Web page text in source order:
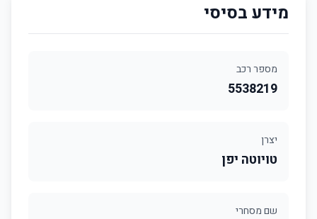
מידע בסיסי
מספר רכב
5538219
יצרן
טויוטה יפן
שם מסחרי